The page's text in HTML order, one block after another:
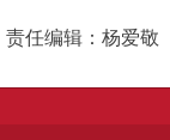
责任编辑：杨爱敬